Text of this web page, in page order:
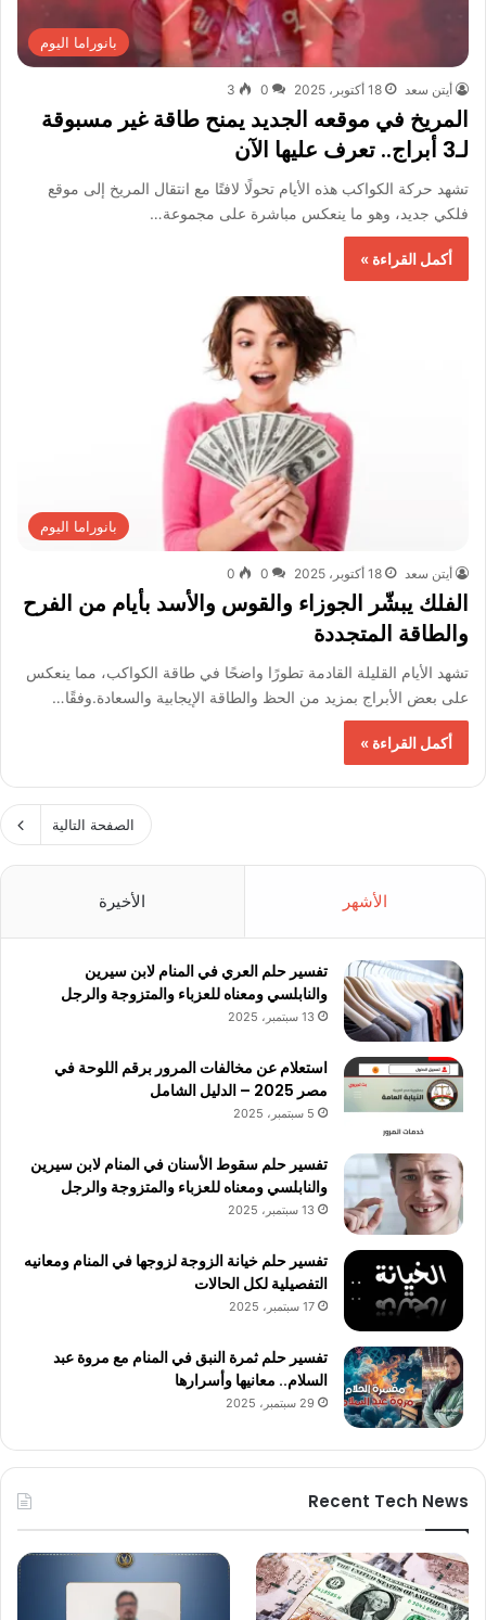
بانوراما اليوم
أيتن سعد 18 أكتوبر، 2025 0
3
المريخ في موقعه الجديد يمنح طاقة غير مسبوقة
لـ3 أبراج.. تعرف عليها الآن
تشهد حركة الكواكب هذه الأيام تحولًا لافتًا مع انتقال المريخ إلى موقع
فلكي جديد، وهو ما ينعكس مباشرة على مجموعة…
أكمل القراءة »
بانوراما اليوم
أيتن سعد 18 أكتوبر، 2025 0
0
الفلك يبشّر الجوزاء والقوس والأسد بأيام من الفرح
والطاقة المتجددة
تشهد الأيام القليلة القادمة تطورًا واضحًا في طاقة الكواكب، مما ينعكس
على بعض الأبراج بمزيد من الحظ والطاقة الإيجابية والسعادة.وفقًا…
أكمل القراءة »
الصفحة التالية
الأشهر الأخيرة
تفسير حلم العري في المنام لابن سيرين
والنابلسي ومعناه للعزباء والمتزوجة والرجل
13 سبتمبر، 2025
استعلام عن مخالفات المرور برقم اللوحة في
مصر 2025 – الدليل الشامل
5 سبتمبر، 2025
تفسير حلم سقوط الأسنان في المنام لابن سيرين
والنابلسي ومعناه للعزباء والمتزوجة والرجل
13 سبتمبر، 2025
تفسير حلم خيانة الزوجة لزوجها في المنام ومعانيه
التفصيلية لكل الحالات
17 سبتمبر، 2025
تفسير حلم ثمرة النبق في المنام مع مروة عبد
السلام.. معانيها وأسرارها
29 سبتمبر، 2025
Recent Tech News